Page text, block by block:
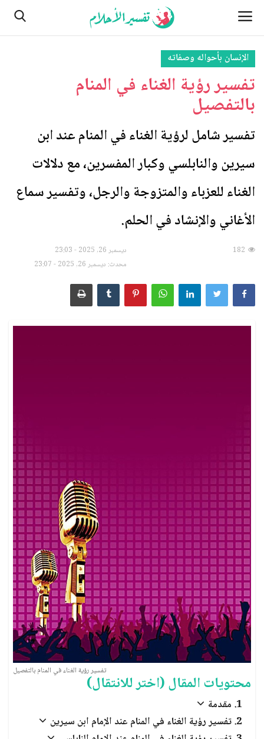
الصفحة الرئيسية
من نحن
النباتات
مسائل تتعلق بالرؤية والأحلام
اتصل بنا
الأسماء ورموزها
الحيوانات والحشرات
سور القرآن الكريم
الأنبياء والصحابة
العبادات والشعائر الدينية
الجن والملائكة
الإنسان بأحواله وصفاته
تفسير رؤية الغناء في المنام
بالتفصيل
تفسير شامل لرؤية الغناء في المنام عند ابن
سيرين والنابلسي وكبار المفسرين، مع دلالات
الغناء للعزباء والمتزوجة والرجل، وتفسير سماع
الأغاني والإنشاد في الحلم.
ديسمبر 26, 2025 - 23:03
محدث: ديسمبر 26, 2025 - 23:07
182
تفسير رؤية الغناء في المنام بالتفصيل
محتويات المقال (اختر للانتقال)
مقدمة
تفسير رؤية الغناء في المنام عند الإمام ابن سيرين